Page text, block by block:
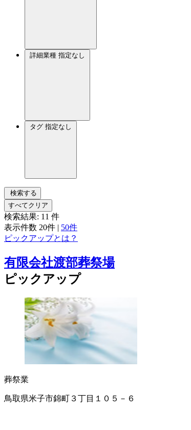
詳細業種 指定なし
タグ 指定なし
検索する
すべてクリア
検索結果: 11 件
表示件数 20件 | 50件
ピックアップとは？
有限会社渡部葬祭場
ピックアップ
葬祭業
鳥取県米子市錦町３丁目１０５－６